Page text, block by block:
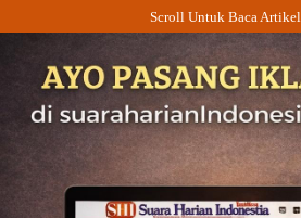
ke
Scroll Untuk Baca Artikel